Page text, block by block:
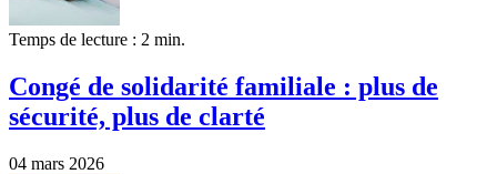
Temps de lecture : 2 min.
Congé de solidarité familiale : plus de
sécurité, plus de clarté
04 mars 2026